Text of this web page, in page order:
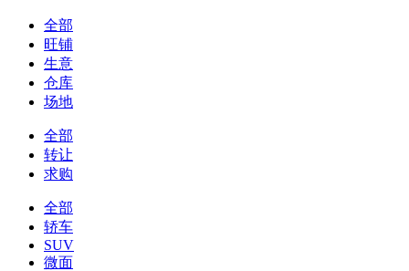
全部
旺铺
生意
仓库
场地
全部
转让
求购
全部
轿车
SUV
微面